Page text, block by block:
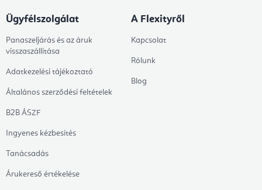
Ügyfélszolgálat
Panaszeljárás és az áruk
visszaszállítása
Adatkezelési tájékoztató
Általános szerződési feltételek
B2B ÁSZF
Ingyenes kézbesítés
Tanácsadás
Árukereső értékelése
A Flexityről
Kapcsolat
Rólunk
Blog